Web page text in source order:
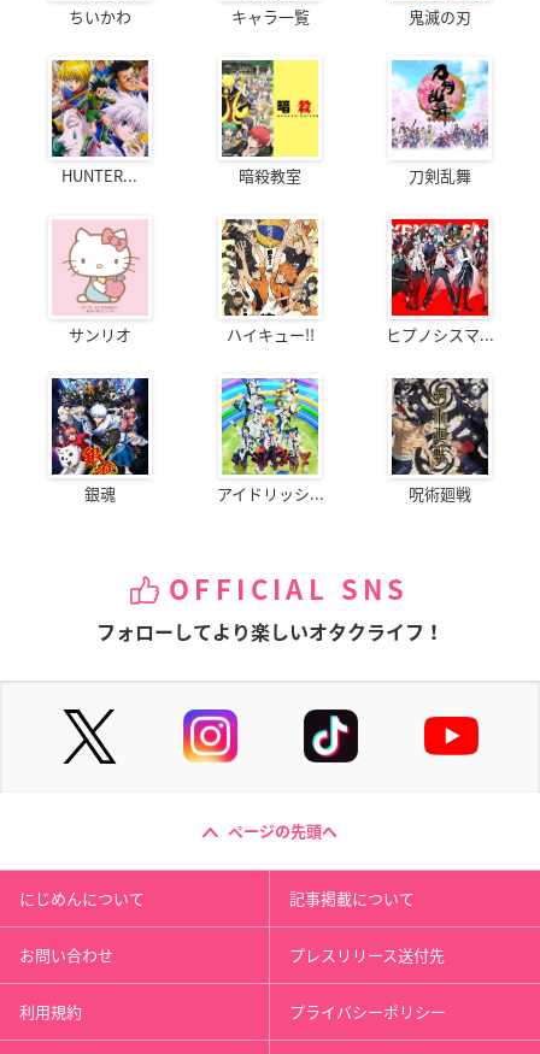
ちいかわ キャラ一覧 鬼滅の刃
HUNTER... 暗殺教室 刀剣乱舞
サンリオ ハイキュー!! ヒプノシスマ...
銀魂 アイドリッシ... 呪術廻戦
OFFICIAL SNS
フォローしてより楽しいオタクライフ！
ページの先頭へ
にじめんについて 記事掲載について
お問い合わせ プレスリリース送付先
利用規約 プライバシーポリシー